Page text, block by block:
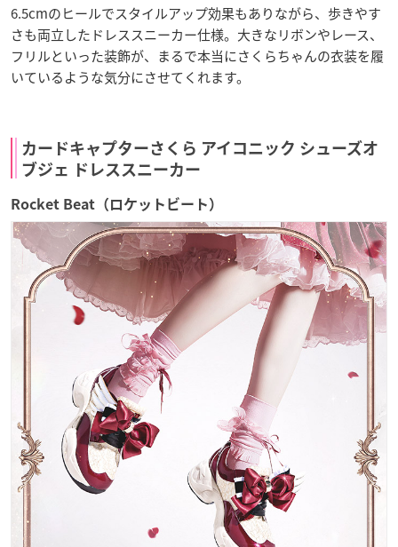
6.5cmのヒールでスタイルアップ効果もありながら、歩きやす
さも両立したドレススニーカー仕様。大きなリボンやレース、
フリルといった装飾が、まるで本当にさくらちゃんの衣装を履
いているような気分にさせてくれます。
カードキャプターさくら アイコニック シューズオ
ブジェ ドレススニーカー
Rocket Beat（ロケットビート）